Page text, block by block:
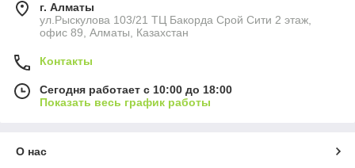
г. Алматы
ул.Рыскулова 103/21 ТЦ Бакорда Срой Сити 2 этаж,
офис 89, Алматы, Казахстан
Контакты
Сегодня работает с 10:00 до 18:00
Показать весь график работы
О нас